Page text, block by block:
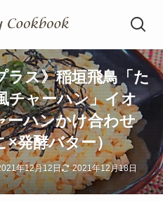
ラス》稲垣飛鳥「た
チャーハン」イオ
ーハンかけ合わせ
×発酵バター）
年12月12日 2021年12月18日